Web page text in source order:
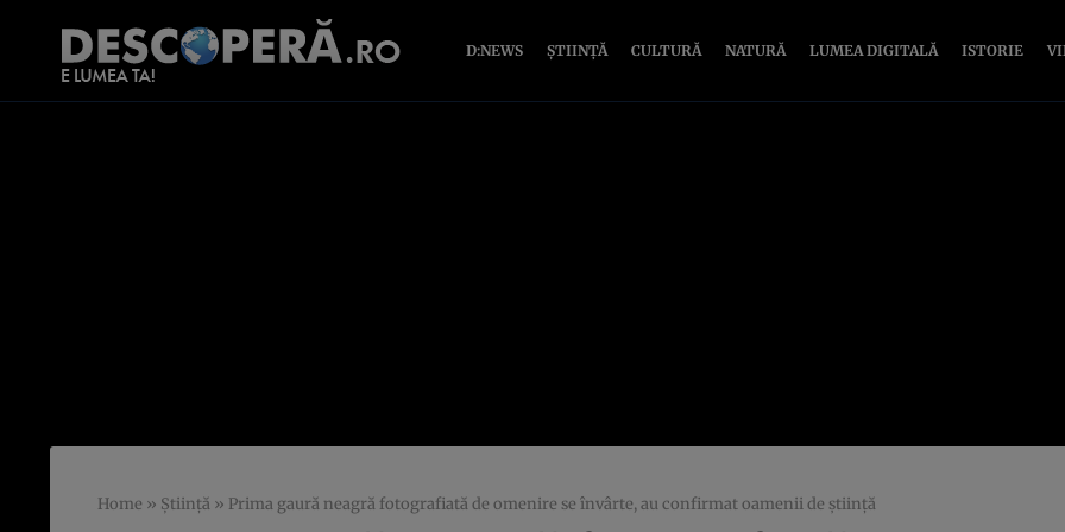
D:NEWS ȘTIINȚĂ CULTURĂ NATURĂ LUMEA DIGITALĂ ISTORIE
Home » Știință » Prima gaură neagră fotografiată de omenire se învârte, au confirmat oamenii de știință